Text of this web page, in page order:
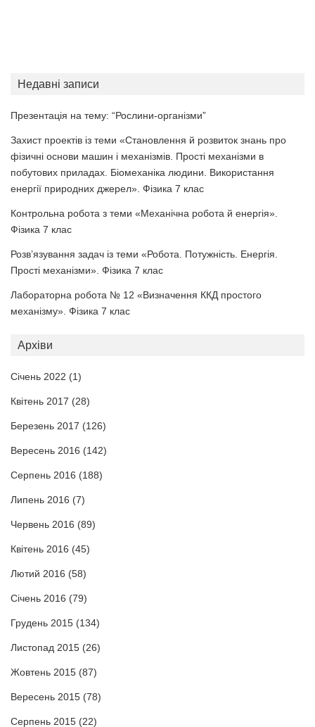
Недавні записи
Презентація на тему: “Рослини-організми”
Захист проектів із теми «Становлення й розвиток знань про
фізичні основи машин і механізмів. Прості механізми в
побутових приладах. Біомеханіка людини. Використання
енергії природних джерел». Фізика 7 клас
Контрольна робота з теми «Механічна робота й енергія».
Фізика 7 клас
Розв’язування задач із теми «Робота. Потужність. Енергія.
Прості механізми». Фізика 7 клас
Лабораторна робота № 12 «Визначення ККД простого
механізму». Фізика 7 клас
Архіви
Січень 2022 (1)
Квітень 2017 (28)
Березень 2017 (126)
Вересень 2016 (142)
Серпень 2016 (188)
Липень 2016 (7)
Червень 2016 (89)
Квітень 2016 (45)
Лютий 2016 (58)
Січень 2016 (79)
Грудень 2015 (134)
Листопад 2015 (26)
Жовтень 2015 (87)
Вересень 2015 (78)
Серпень 2015 (22)